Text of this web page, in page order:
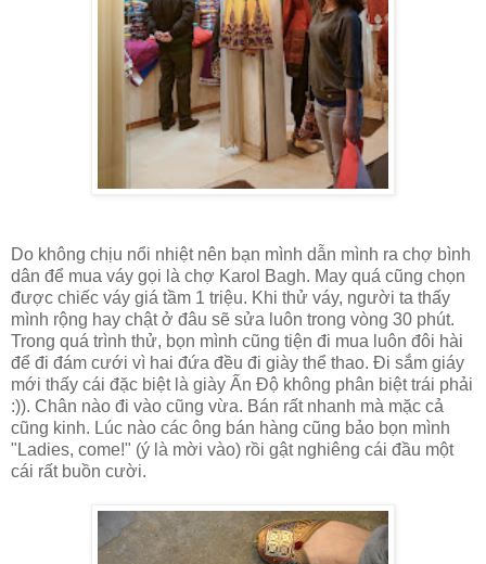
Do không chịu nổi nhiệt nên bạn mình dẫn mình ra chợ bình
dân để mua váy gọi là chợ Karol Bagh. May quá cũng chọn
được chiếc váy giá tầm 1 triệu. Khi thử váy, người ta thấy
mình rộng hay chật ở đâu sẽ sửa luôn trong vòng 30 phút.
Trong quá trình thử, bọn mình cũng tiện đi mua luôn đôi hài
để đi đám cưới vì hai đứa đều đi giày thể thao. Đi sắm giáy
mới thấy cái đặc biệt là giày Ấn Độ không phân biệt trái phải
:)). Chân nào đi vào cũng vừa. Bán rất nhanh mà mặc cả
cũng kinh. Lúc nào các ông bán hàng cũng bảo bọn mình
"Ladies, come!" (ý là mời vào) rồi gật nghiêng cái đầu một
cái rất buồn cười.